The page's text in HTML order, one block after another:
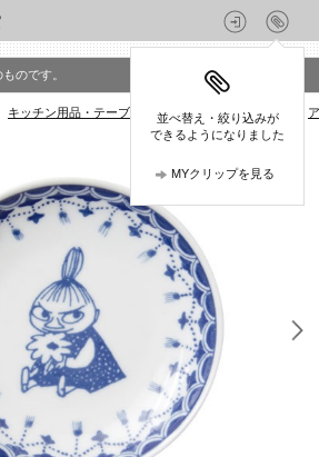
並べ替え・絞り込みが
できるようになりました
MYクリップを見る
のです。
キッチン用品・テーブルウェア > プレート・皿